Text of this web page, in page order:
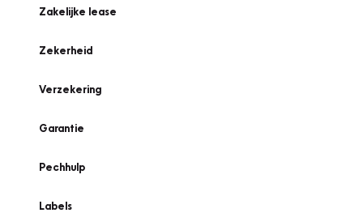
Zakelijke lease
Zekerheid
Verzekering
Garantie
Pechhulp
Labels